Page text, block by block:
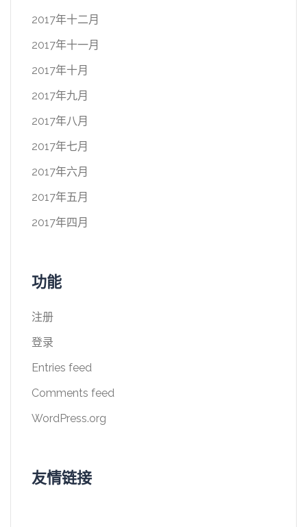
2017年十二月
2017年十一月
2017年十月
2017年九月
2017年八月
2017年七月
2017年六月
2017年五月
2017年四月
功能
注册
登录
Entries feed
Comments feed
WordPress.org
友情链接